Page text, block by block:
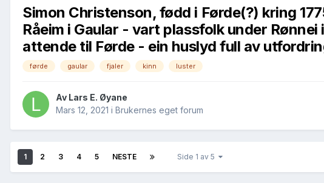
Simon Christenson, fødd i Førde(?) kring
Råeim i Gaular - vart plassfolk under
attende til Førde - ein huslyd full av
førde gaular fjaler kinn luster
Av Lars E. Øyane
Mars 12, 2021 i Brukernes eget forum
1 2 3 4 5 NESTE Side 1 av 5